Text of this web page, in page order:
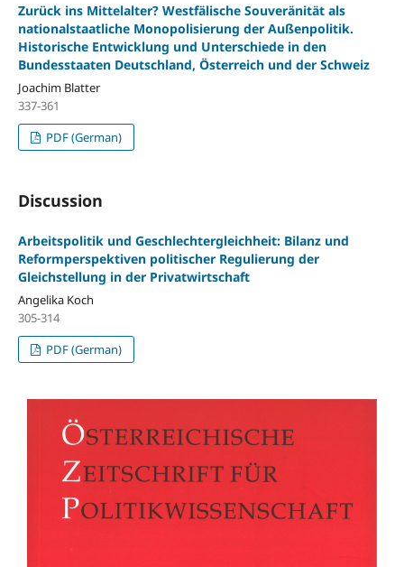
Zurück ins Mittelalter? Westfälische Souveränität als
nationalstaatliche Monopolisierung der Außenpolitik.
Historische Entwicklung und Unterschiede in den
Bundesstaaten Deutschland, Österreich und der Schweiz
Joachim Blatter
337-361
PDF (German)
Discussion
Arbeitspolitik und Geschlechtergleichheit: Bilanz und
Reformperspektiven politischer Regulierung der
Gleichstellung in der Privatwirtschaft
Angelika Koch
305-314
PDF (German)